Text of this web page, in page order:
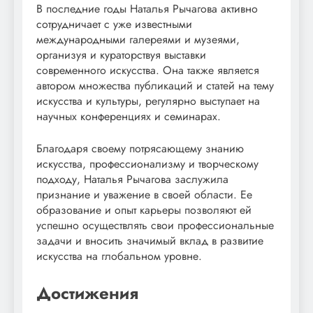
В последние годы Наталья Рычагова активно
сотрудничает с уже известными
международными галереями и музеями,
организуя и кураторствуя выставки
современного искусства. Она также является
автором множества публикаций и статей на тему
искусства и культуры, регулярно выступает на
научных конференциях и семинарах.
Благодаря своему потрясающему знанию
искусства, профессионализму и творческому
подходу, Наталья Рычагова заслужила
признание и уважение в своей области. Ее
образование и опыт карьеры позволяют ей
успешно осуществлять свои профессиональные
задачи и вносить значимый вклад в развитие
искусства на глобальном уровне.
Достижения